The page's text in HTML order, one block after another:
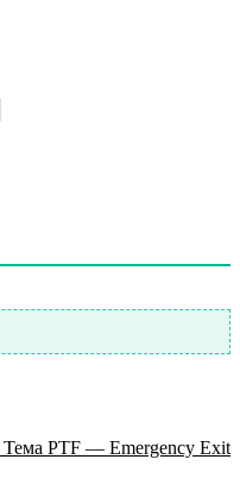
Тема PTF — Emergency Exit